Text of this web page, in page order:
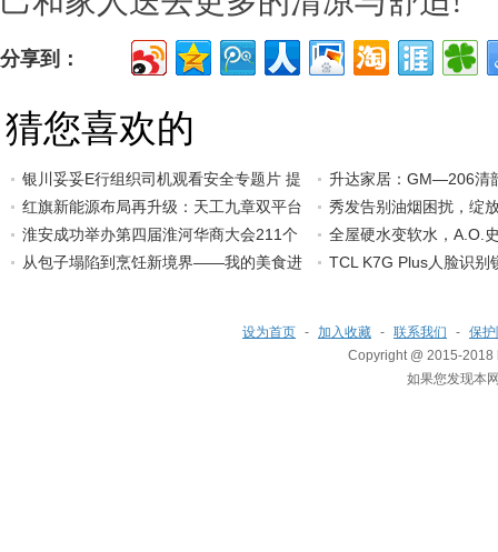
分享到：
猜您喜欢的
银川妥妥E行组织司机观看安全专题片 提
升达家居：GM—206清
然
红旗新能源布局再升级：天工九章双平台
秀发告别油烟困扰，绽
淮安成功举办第四届淮河华商大会211个
全屋硬水变软水，A.O.
从包子塌陷到烹饪新境界——我的美食进
TCL K7G Plus人脸识别
设为首页 - 加入收藏 - 联系我们 - 保
Copyright @ 2015-
如果您发现本